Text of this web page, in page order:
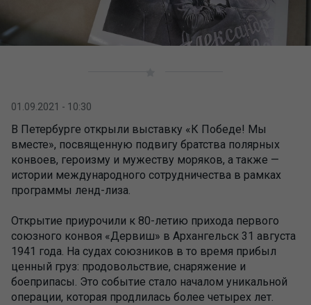
01.09.2021 - 10:30
В Петербурге открыли выставку «К Победе! Мы
вместе», посвященную подвигу братства полярных
конвоев, героизму и мужеству моряков, а также —
истории международного сотрудничества в рамках
программы ленд-лиза.
Открытие приурочили к 80-летию прихода первого
союзного конвоя «Дервиш» в Архангельск 31 августа
1941 года. На судах союзников в то время прибыл
ценный груз: продовольствие, снаряжение и
боеприпасы. Это событие стало началом уникальной
операции, которая продлилась более четырех лет.